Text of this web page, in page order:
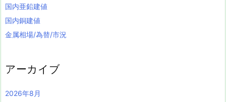
国内亜鉛建値
国内銅建値
金属相場/為替/市況
アーカイブ
2026年8月